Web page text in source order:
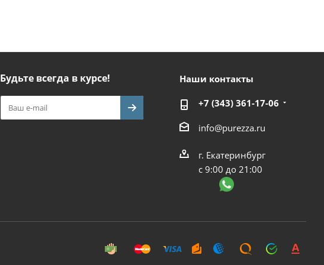
Будьте всегда в курсе! Наши контакты
+7 (343) 361-17-06
info@purezza.ru
г. Екатеринбург
с 9:00 до 21:00